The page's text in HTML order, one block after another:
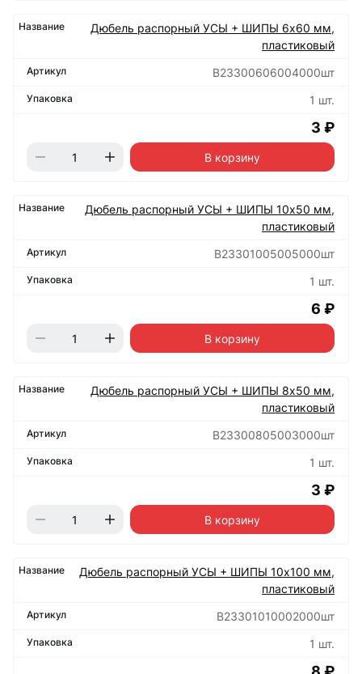
Дюбель распорный УСЫ + ШИПЫ 6х60 мм,
пластиковый
B23300606004000шт
1 шт.
3 ₽
В корзину
Дюбель распорный УСЫ + ШИПЫ 10х50 мм,
пластиковый
B23301005005000шт
1 шт.
6 ₽
В корзину
Дюбель распорный УСЫ + ШИПЫ 8х50 мм,
пластиковый
B23300805003000шт
1 шт.
3 ₽
В корзину
Дюбель распорный УСЫ + ШИПЫ 10х100 мм,
пластиковый
B23301010002000шт
1 шт.